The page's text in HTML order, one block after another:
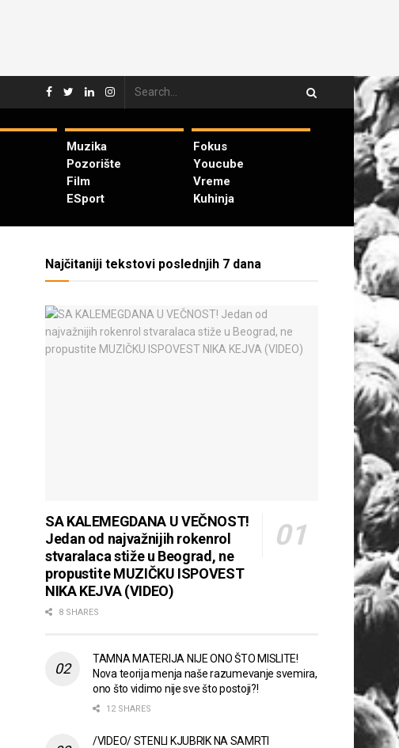
Muzika
Pozorište
Film
ESport
Fokus
Youcube
Vreme
Kuhinja
Najčitaniji tekstovi poslednjih 7 dana
SA KALEMEGDANA U VEČNOST!
Jedan od najvažnijih rokenrol
stvaralaca stiže u Beograd, ne
propustite MUZIČKU ISPOVEST
NIKA KEJVA (VIDEO)
8 SHARES
TAMNA MATERIJA NIJE ONO ŠTO MISLITE!
Nova teorija menja naše razumevanje svemira,
ono što vidimo nije sve što postoji?!
12 SHARES
/VIDEO/ STENLI KJUBRIK NA SAMRTI